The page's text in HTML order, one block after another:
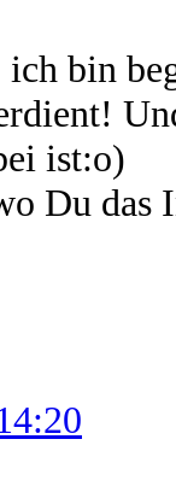
bin
ist:o)
Du das